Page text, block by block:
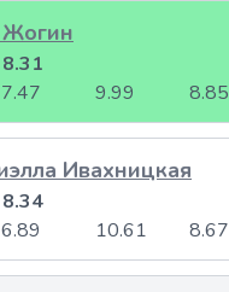
Жогин
7.47 9.99 8.85
8.31
Ивахницкая
6.89 10.61 8.67
8.34